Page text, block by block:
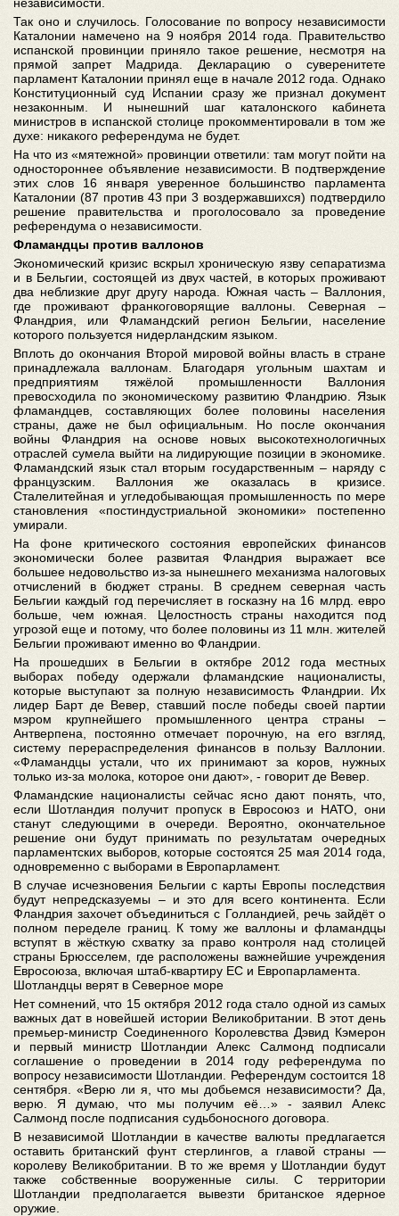
Так оно и случилось. Голосование по вопросу независимости
Каталонии намечено на 9 ноября 2014 года. Правительство
испанской провинции приняло такое решение, несмотря на
прямой запрет Мадрида. Декларацию о суверенитете
парламент Каталонии принял еще в начале 2012 года. Однако
Конституционный суд Испании сразу же признал документ
незаконным. И нынешний шаг каталонского кабинета
министров в испанской столице прокомментировали в том же
духе: никакого референдума не будет.
На что из «мятежной» провинции ответили: там могут пойти на
одностороннее объявление независимости. В подтверждение
этих слов 16 января уверенное большинство парламента
Каталонии (87 против 43 при 3 воздержавшихся) подтвердило
решение правительства и проголосовало за проведение
референдума о независимости.
Фламандцы против валлонов
Экономический кризис вскрыл хроническую язву сепаратизма
и в Бельгии, состоящей из двух частей, в которых проживают
два неблизкие друг другу народа. Южная часть – Валлония,
где проживают франкоговорящие валлоны. Северная –
Фландрия, или Фламандский регион Бельгии, население
которого пользуется нидерландским языком.
Вплоть до окончания Второй мировой войны власть в стране
принадлежала валлонам. Благодаря угольным шахтам и
предприятиям тяжёлой промышленности Валлония
превосходила по экономическому развитию Фландрию. Язык
фламандцев, составляющих более половины населения
страны, даже не был официальным. Но после окончания
войны Фландрия на основе новых высокотехнологичных
отраслей сумела выйти на лидирующие позиции в экономике.
Фламандский язык стал вторым государственным – наряду с
французским. Валлония же оказалась в кризисе.
Сталелитейная и угледобывающая промышленность по мере
становления «постиндустриальной экономики» постепенно
умирали.
На фоне критического состояния европейских финансов
экономически более развитая Фландрия выражает все
большее недовольство из-за нынешнего механизма налоговых
отчислений в бюджет страны. В среднем северная часть
Бельгии каждый год перечисляет в госказну на 16 млрд. евро
больше, чем южная. Целостность страны находится под
угрозой еще и потому, что более половины из 11 млн. жителей
Бельгии проживают именно во Фландрии.
На прошедших в Бельгии в октябре 2012 года местных
выборах победу одержали фламандские националисты,
которые выступают за полную независимость Фландрии. Их
лидер Барт де Вевер, ставший после победы своей партии
мэром крупнейшего промышленного центра страны –
Антверпена, постоянно отмечает порочную, на его взгляд,
систему перераспределения финансов в пользу Валлонии.
«Фламандцы устали, что их принимают за коров, нужных
только из-за молока, которое они дают», - говорит де Вевер.
Фламандские националисты сейчас ясно дают понять, что,
если Шотландия получит пропуск в Евросоюз и НАТО, они
станут следующими в очереди. Вероятно, окончательное
решение они будут принимать по результатам очередных
парламентских выборов, которые состоятся 25 мая 2014 года,
одновременно с выборами в Европарламент.
В случае исчезновения Бельгии с карты Европы последствия
будут непредсказуемы – и это для всего континента. Если
Фландрия захочет объединиться с Голландией, речь зайдёт о
полном переделе границ. К тому же валлоны и фламандцы
вступят в жёсткую схватку за право контроля над столицей
страны Брюсселем, где расположены важнейшие учреждения
Евросоюза, включая штаб-квартиру ЕС и Европарламента.
Шотландцы верят в Северное море
Нет сомнений, что 15 октября 2012 года стало одной из самых
важных дат в новейшей истории Великобритании. В этот день
премьер-министр Соединенного Королевства Дэвид Кэмерон
и первый министр Шотландии Алекс Салмонд подписали
соглашение о проведении в 2014 году референдума по
вопросу независимости Шотландии. Референдум состоится 18
сентября. «Верю ли я, что мы добьемся независимости? Да,
верю. Я думаю, что мы получим её…» - заявил Алекс
Салмонд после подписания судьбоносного договора.
В независимой Шотландии в качестве валюты предлагается
оставить британский фунт стерлингов, а главой страны ―
королеву Великобритании. В то же время у Шотландии будут
также собственные вооруженные силы. С территории
Шотландии предполагается вывезти британское ядерное
оружие.